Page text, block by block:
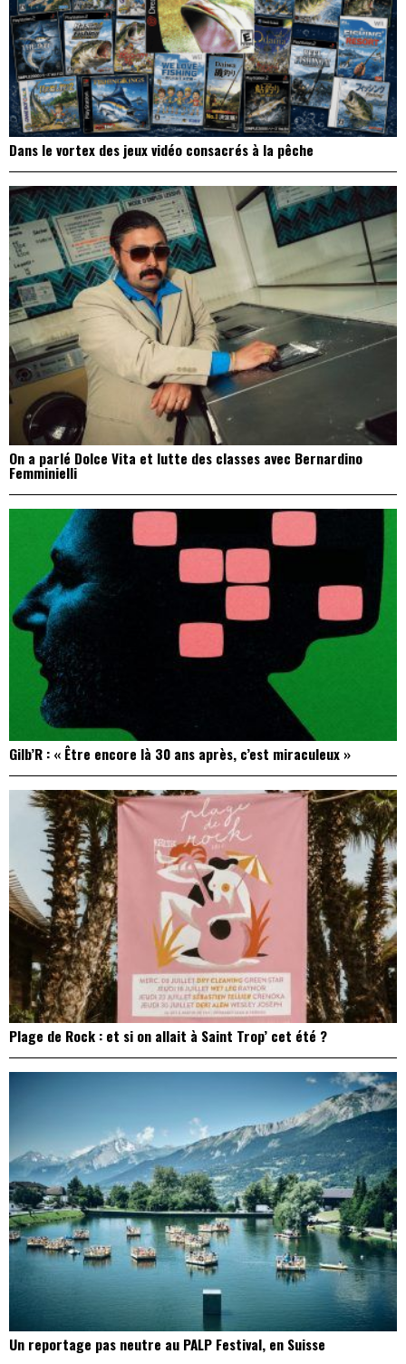
Dans le vortex des jeux vidéo consacrés à la pêche
On a parlé Dolce Vita et lutte des classes avec Bernardino
Femminielli
Gilb’R : « Être encore là 30 ans après, c’est miraculeux »
Plage de Rock : et si on allait à Saint Trop’ cet été ?
Un reportage pas neutre au PALP Festival, en Suisse